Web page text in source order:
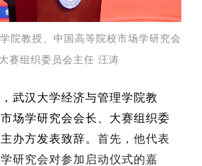
院教授、 中国高等院校市场学研究会
赛组织委员会主任 汪涛
武汉大学经济与管理学院教
场学研究会会长、大赛组织委
办方发表致辞。 首先，他代表
研究会对参加启动仪式的嘉